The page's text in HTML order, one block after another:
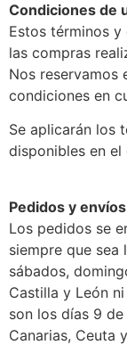
Condiciones de
Estos términos
las compras
Nos reservamos
condiciones en
Se aplicarán los
disponibles en
Pedidos y envíos
Los pedidos se
siempre que sea
sábados,
Castilla y León
son los días 9
Canarias, Ceuta